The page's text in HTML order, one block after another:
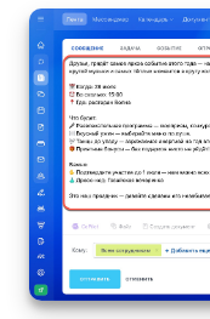
Интеграция
Сотрудники
Бизнес-
Маркетплейс